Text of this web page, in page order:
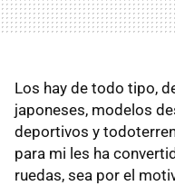
Los hay de todo tipo,
japoneses, modelos
deportivos y
para mi les ha
ruedas, sea por el